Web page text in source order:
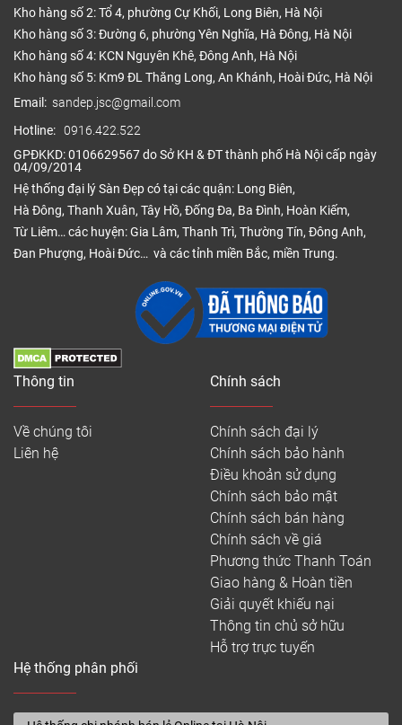
Kho hàng số 2: Tổ 4, phường Cự Khối, Long Biên, Hà Nội
Kho hàng số 3: Đường 6, phường Yên Nghĩa, Hà Đông, Hà Nội
Kho hàng số 4: KCN Nguyên Khê, Đông Anh, Hà Nội
Kho hàng số 5: Km9 ĐL Thăng Long, An Khánh, Hoài Đức, Hà Nội
Email: sandep.jsc@gmail.com
Hotline: 0916.422.522
GPĐKKD: 0106629567 do Sở KH & ĐT thành phố Hà Nội cấp ngày
04/09/2014
Hệ thống đại lý Sàn Đẹp có tại các quận: Long Biên,
Hà Đông, Thanh Xuân, Tây Hồ, Đống Đa, Ba Đình, Hoàn Kiếm,
Từ Liêm… các huyện: Gia Lâm, Thanh Trì, Thường Tín, Đông Anh,
Đan Phượng, Hoài Đức… và các tỉnh miền Bắc, miền Trung.
Thông tin
Về chúng tôi
Liên hệ
Chính sách
Chính sách đại lý
Chính sách bảo hành
Điều khoản sử dụng
Chính sách bảo mật
Chính sách bán hàng
Chính sách về giá
Phương thức Thanh Toán
Giao hàng & Hoàn tiền
Giải quyết khiếu nại
Thông tin chủ sở hữu
Hỗ trợ trực tuyến
Hệ thống phân phối